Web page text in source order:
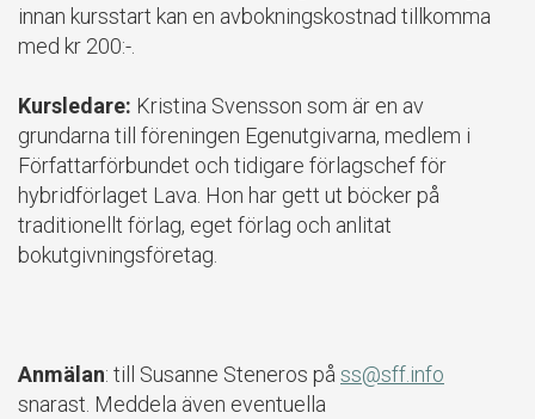
innan kursstart kan en avbokningskostnad tillkomma
med kr 200:-.
Kursledare: Kristina Svensson som är en av
grundarna till föreningen Egenutgivarna, medlem i
Författarförbundet och tidigare förlagschef för
hybridförlaget Lava. Hon har gett ut böcker på
traditionellt förlag, eget förlag och anlitat
bokutgivningsföretag.
Anmälan: till Susanne Steneros på ss@sff.info
snarast. Meddela även eventuella